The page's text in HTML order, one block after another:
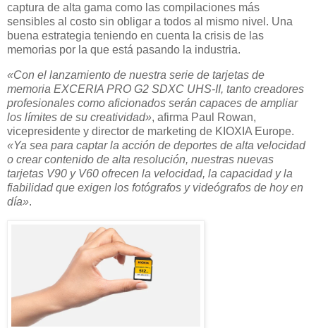
captura de alta gama como las compilaciones más
sensibles al costo sin obligar a todos al mismo nivel. Una
buena estrategia teniendo en cuenta la crisis de las
memorias por la que está pasando la industria.
«Con el lanzamiento de nuestra serie de tarjetas de
memoria EXCERIA PRO G2 SDXC UHS-II, tanto creadores
profesionales como aficionados serán capaces de ampliar
los límites de su creatividad», afirma Paul Rowan,
vicepresidente y director de marketing de KIOXIA Europe.
«Ya sea para captar la acción de deportes de alta velocidad
o crear contenido de alta resolución, nuestras nuevas
tarjetas V90 y V60 ofrecen la velocidad, la capacidad y la
fiabilidad que exigen los fotógrafos y videógrafos de hoy en
día».